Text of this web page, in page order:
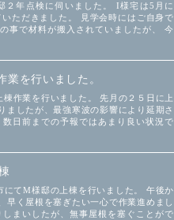
２年点検に伺いました。 I様宅は5月に
ただきました。 見学会時にはご自身で
事で材料が搬入されていましたが、 今
業を行いました。
作業を行いました。 先月の２５日に上
ましたが、最強寒波の影響により延期さ
日前までの予報ではあまり良い状況で
てM様邸の上棟を行いました。 午後か
早く屋根を塞ぎたい一心で作業進めまし
まいしたが、無事屋根を塞ぐことがで